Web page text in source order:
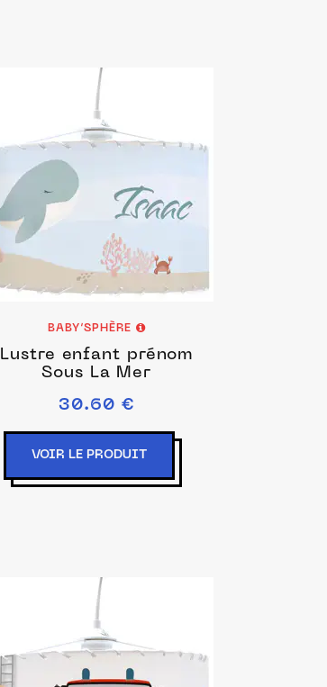
BABY’SPHÈRE
Lustre enfant prénom
Sous La Mer
30.60 €
VOIR LE PRODUIT